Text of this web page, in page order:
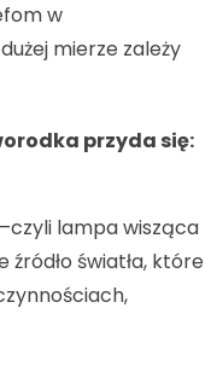
w
mierze zależy
przyda się:
lampa wisząca
światła, które